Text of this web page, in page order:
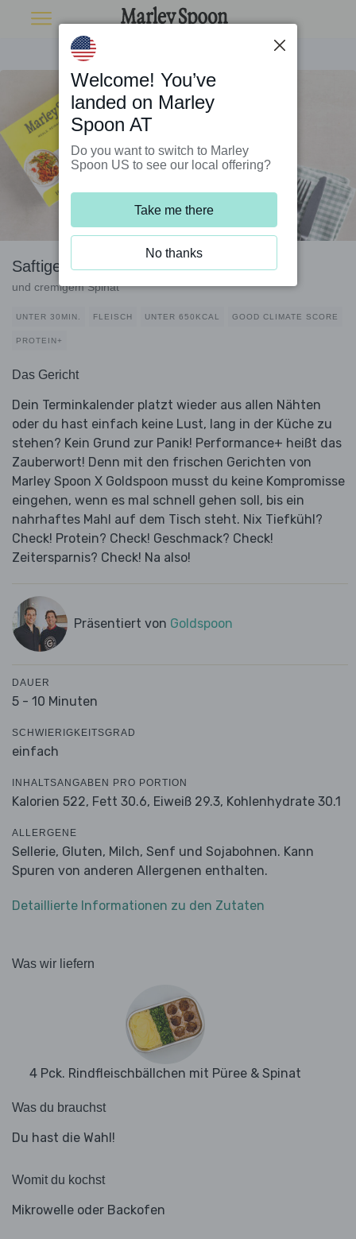
Saftige Rindfleischbällchen mit Püree
und cremigem Spinat
UNTER 30MIN. FLEISCH UNTER 650KCAL GOOD CLIMATE SCORE
PROTEIN+
Das Gericht
Dein Terminkalender platzt wieder aus allen Nähten
oder du hast einfach keine Lust, lang in der Küche zu
stehen? Kein Grund zur Panik! Performance+ heißt das
Zauberwort! Denn mit den frischen Gerichten von
Marley Spoon X Goldspoon musst du keine Kompromisse
eingehen, wenn es mal schnell gehen soll, bis ein
nahrhaftes Mahl auf dem Tisch steht. Nix Tiefkühl?
Check! Protein? Check! Geschmack? Check!
Zeitersparnis? Check! Na also!
Präsentiert von Goldspoon
DAUER
5 - 10 Minuten
SCHWIERIGKEITSGRAD
einfach
INHALTSANGABEN PRO PORTION
Kalorien 522, Fett 30.6, Eiweiß 29.3, Kohlenhydrate 30.1
ALLERGENE
Sellerie, Gluten, Milch, Senf und Sojabohnen. Kann
Spuren von anderen Allergenen enthalten.
Detaillierte Informationen zu den Zutaten
Was wir liefern
4 Pck. Rindfleischbällchen mit Püree & Spinat
Was du brauchst
Du hast die Wahl!
Womit du kochst
Mikrowelle oder Backofen
Welcome! You’ve
landed on Marley
Spoon AT
Do you want to switch to Marley
Spoon US to see our local offering?
Take me there
No thanks